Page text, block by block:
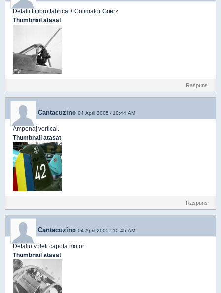
Detalii timbru fabrica + Colimator Goerz
Thumbnail atasat
Raspuns
Cantacuzino 04 April 2005 - 10:44 AM
Ampenaj vertical.
Thumbnail atasat
Raspuns
Cantacuzino 04 April 2005 - 10:45 AM
Detaliu voleti capota motor
Thumbnail atasat